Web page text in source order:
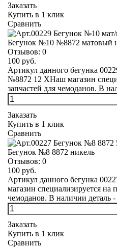
Заказать
Купить в 1 клик
Сравнить
Бегунок №10 №8872 матовый
Отзывов: 0
100 руб.
Артикул данного бегунка
№8872 12 XНаш магазин
запчастей для чемоданов. В
Заказать
Купить в 1 клик
Сравнить
Бегунок №8 8872 никель
Отзывов: 0
100 руб.
Артикул данного бегунка
магазин специализируется на
чемоданов. В наличии деталь -
Заказать
Купить в 1 клик
Сравнить